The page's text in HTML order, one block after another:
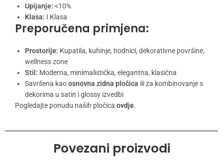
Upijanje: <10%
Klasa: I Klasa
Preporučena primjena:
Prostorije: Kupatila, kuhinje, hodnici, dekorativne površine,
wellness zone
Stil: Moderna, minimalistička, elegantna, klasična
Savršena kaoosnovna zidna pločica ili za kombinovanje s
dekorima u satin i glossy izvedbi
Pogledajte ponudu naših pločica ovdje.
Povezani proizvodi